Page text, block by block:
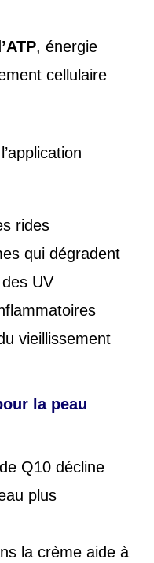
, énergie
cellulaire
rides
qui dégradent
des UV
vieillissement
la peau
Q10 décline
plus
la crème aide à